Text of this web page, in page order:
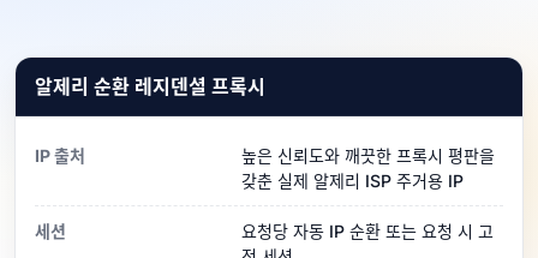
알제리 순환 레지덴셜 프록시
IP 출처
높은 신뢰도와 깨끗한 프록시 평판을
갖춘 실제 알제리 ISP 주거용 IP
세션
요청당 자동 IP 순환 또는 요청 시 고